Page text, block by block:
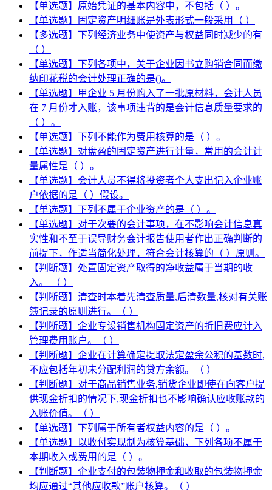
【单选题】原始凭证的基本内容中，不包括（ ）。
【单选题】固定资产明细账是外表形式一般采用（ ）
【多选题】下列经济业务中使资产与权益同时减少的有
（ ）
【单选题】下列各项中，关于企业因书立购销合同而缴
纳印花税的会计处理正确的是()。
【单选题】甲企业 5 月份购入了一批原材料，会计人员
在 7 月份才入账，该事项违背的是会计信息质量要求的
（ ）。
【单选题】下列不能作为费用核算的是（ ）。
【单选题】对盘盈的固定资产进行计量，常用的会计计
量属性是（ ）。
【单选题】会计人员不得将投资者个人支出记入企业账
户依据的是（ ）假设。
【单选题】下列不属于企业资产的是（ ）。
【单选题】对于次要的会计事项，在不影响会计信息真
实性和不至于误导财务会计报告使用者作出正确判断的
前提下，作适当简化处理，符合会计核算的（ ）原则。
【判断题】处置固定资产取得的净收益属于当期的收
入。 （ ）
【判断题】清查时本着先清查质量,后清数量,核对有关账
簿记录的原则进行。（ ）
【判断题】企业专设销售机构固定资产的折旧费应计入
管理费用账户。（ ）
【判断题】企业在计算确定提取法定盈余公积的基数时,
不应包括年初未分配利润的贷方余额。（ ）
【判断题】对于商品销售业务,销货企业即使在向客户提
供现金折扣的情况下,现金折扣也不影响确认应收账款的
入账价值。（ ）
【单选题】下列属于所有者权益内容的是（ ）。
【单选题】以收付实现制为核算基础，下列各项不属于
本期收入或费用的是（ ）。
【判断题】企业支付的包装物押金和收取的包装物押金
均应通过“其他应收款”账户核算。（ ）